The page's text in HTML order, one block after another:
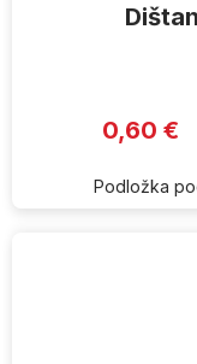
0,60 €
Podložka